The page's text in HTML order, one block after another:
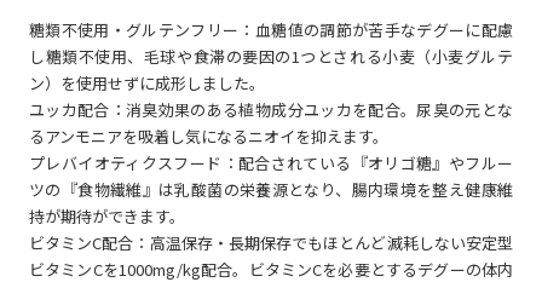
糖類不使用・グルテンフリー：血糖値の調節が苦手なデグーに配慮
し糖類不使用、毛球や食滞の要因の1つとされる小麦（小麦グルテ
ン）を使用せずに成形しました。
ユッカ配合：消臭効果のある植物成分ユッカを配合。尿臭の元とな
るアンモニアを吸着し気になるニオイを抑えます。
プレバイオティクスフード：配合されている『オリゴ糖』やフルー
ツの『食物繊維』は乳酸菌の栄養源となり、腸内環境を整え健康維
持が期待ができます。
ビタミンC配合：高温保存・長期保存でもほとんど滅耗しない安定型
ビタミンCを1000mg/kg配合。ビタミンCを必要とするデグーの体内